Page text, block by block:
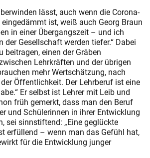
lässt, auch wenn die Corona-
ist, weiß auch Georg Braun
in einer Übergangszeit – und ich
der Gesellschaft werden tiefer.“ Dabei
beitragen, einen der Gräben
Lehrkräften und der übrigen
mehr Wertschätzung, nach
Öffentlichkeit. Der Lehrberuf ist eine
Er selbst ist Lehrer mit Leib und
früh gemerkt, dass man den Beruf
und Schülerinnen in ihrer Entwicklung
sei sinnstiftend: „Eine geglückte
erfüllend – wenn man das Gefühl hat,
für die Entwicklung junger